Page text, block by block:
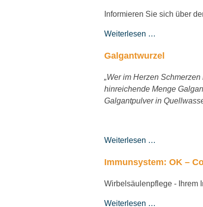
Informieren Sie sich über
Weiterlesen …
Galgantwurzel
„Wer im Herzen
hinreichende Menge
Galgantpulver in
Weiterlesen …
Immunsystem: OK –
Wirbelsäulenpflege - Ihrem
Weiterlesen …